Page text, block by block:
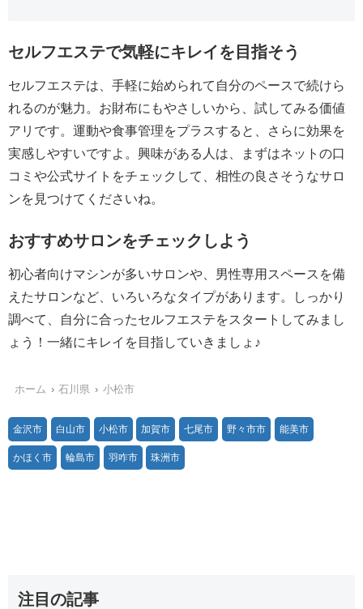
セルフエステで気軽にキレイを目指そう
セルフエステは、手軽に始められて自分のペースで続けら
れるのが魅力。お財布にもやさしいから、試してみる価値
アリです。運動や食事管理をプラスすると、さらに効果を
実感しやすいですよ。興味がある人は、まずはネットの口
コミや公式サイトをチェックして、相性の良さそうなサロ
ンを見つけてくださいね。
おすすめサロンをチェックしよう
初心者向けマシンが多いサロンや、男性専用スペースを備
えたサロンなど、いろいろなタイプがあります。しっかり
調べて、自分に合ったセルフエステをスタートしてみまし
ょう！一緒にキレイを目指していきましょ♪
ホーム 石川県 小松市
金沢市 白山市 小松市 加賀市 七尾市 野々市市 能美市
かほく市 輪島市 羽咋市 珠洲市
注目の記事